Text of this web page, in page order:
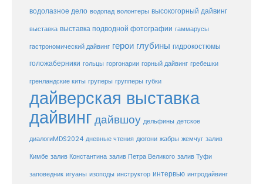
водолазное дело водопад волонтеры высокогорный дайвинг
выставка выставка подводной фотографии гаммарусы
гастрономический дайвинг герои глубины гидрокостюмы
голожаберники гольцы горгонарии горный дайвинг гребешки
гренландские киты груперы групперы губки
дайверская выставка
дайвингдайвшоу дельфины детское
диалогиMDS2024 дневные чтения дюгони жабры жемчуг залив
Кимбе залив Константина залив Петра Великого залив Туфи
заповедник игуаны изоподы инструктор интервью интродайвинг